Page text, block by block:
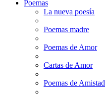
Poemas
La nueva poesía
Poemas madre
Poemas de Amor
Cartas de Amor
Poemas de Amistad